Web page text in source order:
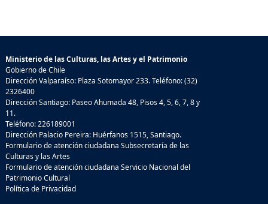
Ministerio de las Culturas, las Artes y el Patrimonio
Gobierno de Chile
Dirección Valparaíso: Plaza Sotomayor 233. Teléfono: (32)
2326400
Dirección Santiago: Paseo Ahumada 48, Pisos 4, 5, 6, 7, 8 y
11.
Teléfono: 226189001
Dirección Palacio Pereira: Huérfanos 1515, Santiago.
Formulario de atención ciudadana Subsecretaría de las
Culturas y las Artes
Formulario de atención ciudadana Servicio Nacional del
Patrimonio Cultural
Política de Privacidad